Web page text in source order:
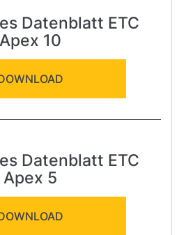
Datenblatt ETC
Apex 10
Datenblatt ETC
Apex 5